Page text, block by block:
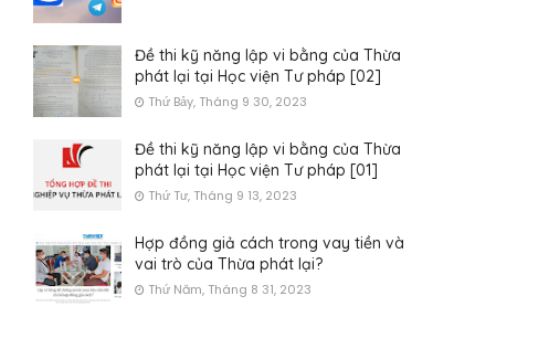
Đề thi kỹ năng lập vi bằng của Thừa
phát lại tại Học viện Tư pháp [02]
Thứ Bảy, Tháng 9 30, 2023
Đề thi kỹ năng lập vi bằng của Thừa
phát lại tại Học viện Tư pháp [01]
Thứ Tư, Tháng 9 13, 2023
Hợp đồng giả cách trong vay tiền và
vai trò của Thừa phát lại?
Thứ Năm, Tháng 8 31, 2023